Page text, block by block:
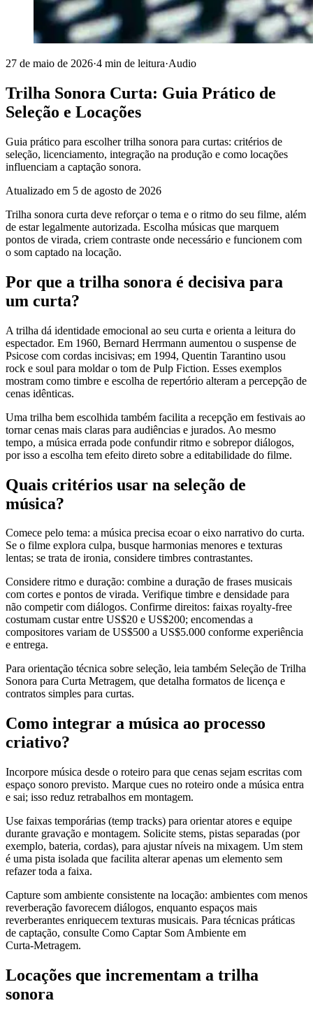
27 de maio de 2026·4 min de leitura·Audio
Trilha Sonora Curta: Guia Prático de
Seleção e Locações
Guia prático para escolher trilha sonora para curtas: critérios de
seleção, licenciamento, integração na produção e como locações
influenciam a captação sonora.
Atualizado em 5 de agosto de 2026
Trilha sonora curta deve reforçar o tema e o ritmo do seu filme, além
de estar legalmente autorizada. Escolha músicas que marquem
pontos de virada, criem contraste onde necessário e funcionem com
o som captado na locação.
Por que a trilha sonora é decisiva para
um curta?
A trilha dá identidade emocional ao seu curta e orienta a leitura do
espectador. Em 1960, Bernard Herrmann aumentou o suspense de
Psicose com cordas incisivas; em 1994, Quentin Tarantino usou
rock e soul para moldar o tom de Pulp Fiction. Esses exemplos
mostram como timbre e escolha de repertório alteram a percepção de
cenas idênticas.
Uma trilha bem escolhida também facilita a recepção em festivais ao
tornar cenas mais claras para audiências e jurados. Ao mesmo
tempo, a música errada pode confundir ritmo e sobrepor diálogos,
por isso a escolha tem efeito direto sobre a editabilidade do filme.
Quais critérios usar na seleção de
música?
Comece pelo tema: a música precisa ecoar o eixo narrativo do curta.
Se o filme explora culpa, busque harmonias menores e texturas
lentas; se trata de ironia, considere timbres contrastantes.
Considere ritmo e duração: combine a duração de frases musicais
com cortes e pontos de virada. Verifique timbre e densidade para
não competir com diálogos. Confirme direitos: faixas royalty-free
costumam custar entre US$20 e US$200; encomendas a
compositores variam de US$500 a US$5.000 conforme experiência
e entrega.
Para orientação técnica sobre seleção, leia também Seleção de Trilha
Sonora para Curta Metragem, que detalha formatos de licença e
contratos simples para curtas.
Como integrar a música ao processo
criativo?
Incorpore música desde o roteiro para que cenas sejam escritas com
espaço sonoro previsto. Marque cues no roteiro onde a música entra
e sai; isso reduz retrabalhos em montagem.
Use faixas temporárias (temp tracks) para orientar atores e equipe
durante gravação e montagem. Solicite stems, pistas separadas (por
exemplo, bateria, cordas), para ajustar níveis na mixagem. Um stem
é uma pista isolada que facilita alterar apenas um elemento sem
refazer toda a faixa.
Capture som ambiente consistente na locação: ambientes com menos
reverberação favorecem diálogos, enquanto espaços mais
reverberantes enriquecem texturas musicais. Para técnicas práticas
de captação, consulte Como Captar Som Ambiente em
Curta‑Metragem.
Locações que incrementam a trilha
sonora